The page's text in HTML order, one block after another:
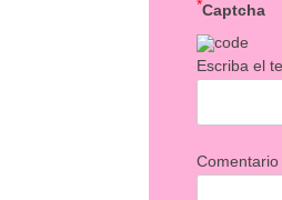
Captcha
*
Escriba el